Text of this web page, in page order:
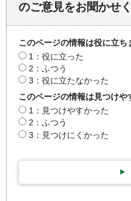
のご意見をお聞かせ
このページの情報は役に立ち
1：役に立った
2：ふつう
3：役に立たなかった
このページの情報は見つけや
1：見つけやすかった
2：ふつう
3：見つけにくかった